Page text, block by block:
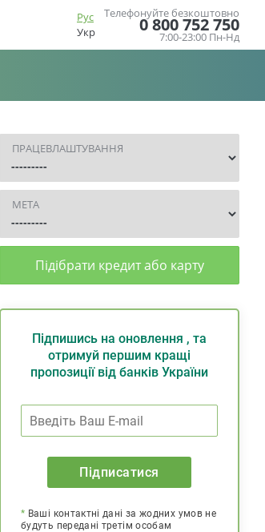
Рус
Укр
Телефонуйте безкоштовно
0 800 752 750
7:00-23:00 Пн-Нд
ПРАЦЕВЛАШТУВАННЯ
МЕТА
Підібрати кредит або карту
Підпишись на оновлення , та
отримуй першим кращі
пропозиції від банків України
Підписатися
* Ваші контактні дані за жодних умов не
будуть передані третім особам